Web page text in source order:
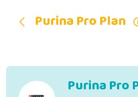
Purina Pro Plan
Purina Pro